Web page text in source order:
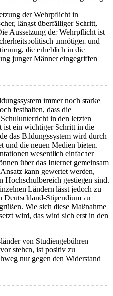
der Wehrpflicht in
längst überfälliger Schritt,
Aussetzung der Wehrpflicht ist
unnötigen und
die erheblich in die
junger Männer eingegriffen
- - - - - - - - - - - - - - - - - - - - - - -
immer noch starke
festhalten, dass die
in den letzten
ist ein wichtiger Schritt in die
das Bildungssystem wird durch
und die neuen Medien bieten,
wesentlich einfacher
über das Internet gemeinsam
kann gewertet werden,
Hochschulbereich gestiegen sind.
Ländern lässt jedoch zu
Deutschland-Stipendium zu
Wie sich diese Maßnahme
wird, das wird sich erst in den
von Studiengebühren
stehen, ist positiv zu
nur gegen den Widerstand
- - - - - - - - - - - - - - - - - - - - - - -